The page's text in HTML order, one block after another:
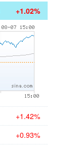
+1.02%
+1.42%
+0.93%